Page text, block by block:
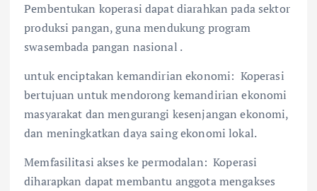
Pembentukan koperasi dapat diarahkan pada sektor
produksi pangan, guna mendukung program
swasembada pangan nasional .
untuk enciptakan kemandirian ekonomi: Koperasi
bertujuan untuk mendorong kemandirian ekonomi
masyarakat dan mengurangi kesenjangan ekonomi,
dan meningkatkan daya saing ekonomi lokal.
Memfasilitasi akses ke permodalan: Koperasi
diharapkan dapat membantu anggota mengakses